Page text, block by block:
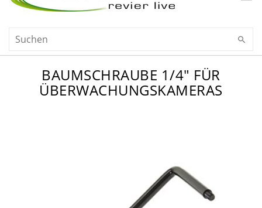
BAUMSCHRAUBE 1/4" FÜR
ÜBERWACHUNGSKAMERAS